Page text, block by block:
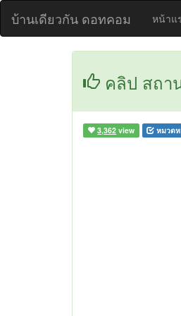
บ้านเดียวกัน ดอทคอม หน้าแ
คลิป สถา
3,362 view หมวด